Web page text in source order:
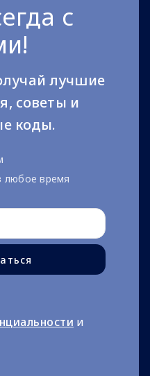
с
лучшие
советы и
коды.
любое время
и